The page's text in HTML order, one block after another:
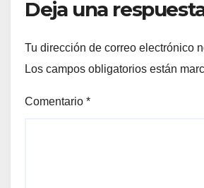
Deja una
Tu dirección de correo electrónico
Los campos obligatorios están
Comentario *